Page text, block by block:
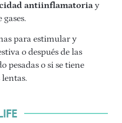
antiinflamatoria y
para estimular y
o después de las
pesadas o si se tiene